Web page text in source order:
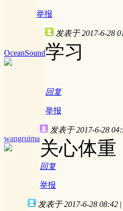
举报
OceanSound
发表于 2017-6-28
学习
回复
举报
wangruima
发表于 2017-6-28
关心体重
回复
举报
发表于 2017-6-28 08:42 |